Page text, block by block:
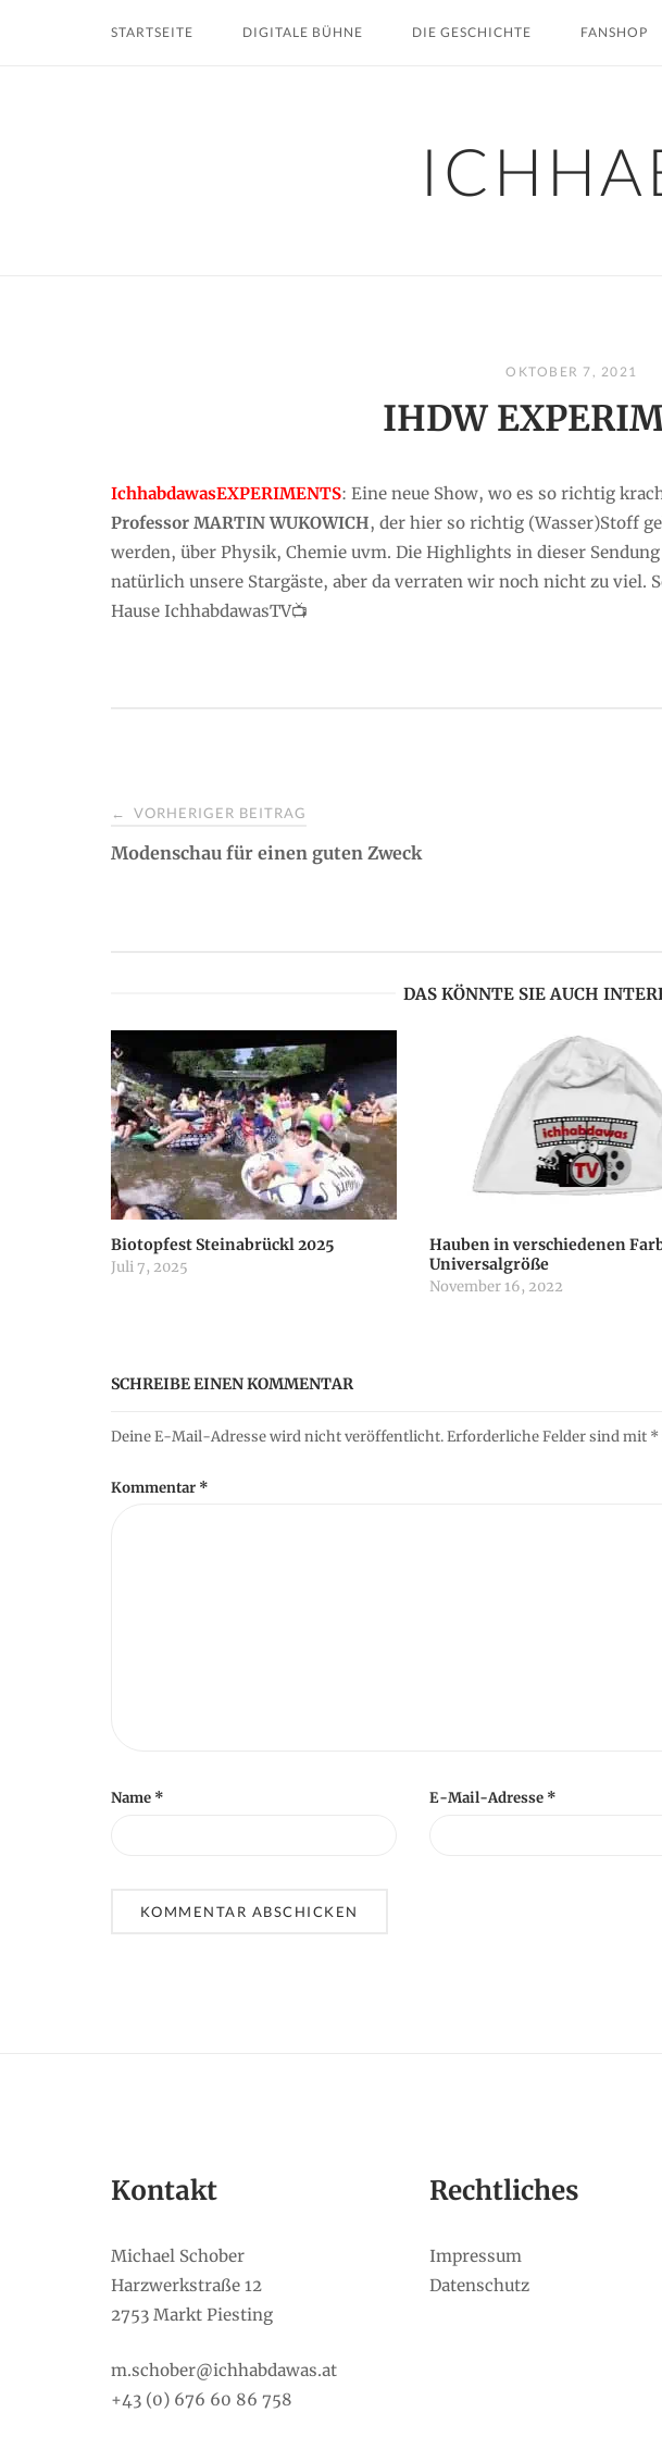
STARTSEITE DIGITALE BÜHNE DIE GESCHICHTE FANSHOP
OKTOBER 7, 2021
IHDW
IchhabdawasEXPERIMENTS: Eine neue Show, wo es so richtig
Professor MARTIN WUKOWICH, der hier so richtig (Wasser)Stoff
werden, über Physik, Chemie uvm. Die Highlights in dieser
natürlich unsere Stargäste, aber da verraten wir noch nicht zu viel.
Hause IchhabdawasTV📺
P
n
a
v
i
t
← VORHERIGER BEITRAG
Modenschau für einen guten Zweck
DAS KÖNNTE SIE AUCH
Biotopfest Steinabrückl 2025
Juli 7, 2025
Hauben in verschiedenen
Universalgröße
November 16, 2022
SCHREIBE EINEN KOMMENTAR
Deine E-Mail-Adresse wird nicht veröffentlicht.Erforderliche Felder sind mit *
Kommentar *
Name * E-Mail-Adresse *
Kontakt
Michael Schober
Harzwerkstraße 12
2753 Markt Piesting
m.schober@ichhabdawas.at
+43 (0) 676 60 86 758
Rechtliches
Impressum
Datenschutz